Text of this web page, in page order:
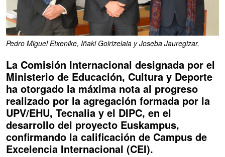
Pedro Miguel Etxenike, Iñaki Goirizelaia y Joseba Jauregizar.
La Comisión Internacional designada por el
Ministerio de Educación, Cultura y Deporte
ha otorgado la máxima nota al progreso
realizado por la agregación formada por la
UPV/EHU, Tecnalia y el DIPC, en el
desarrollo del proyecto Euskampus,
confirmando la calificación de Campus de
Excelencia Internacional (CEI).